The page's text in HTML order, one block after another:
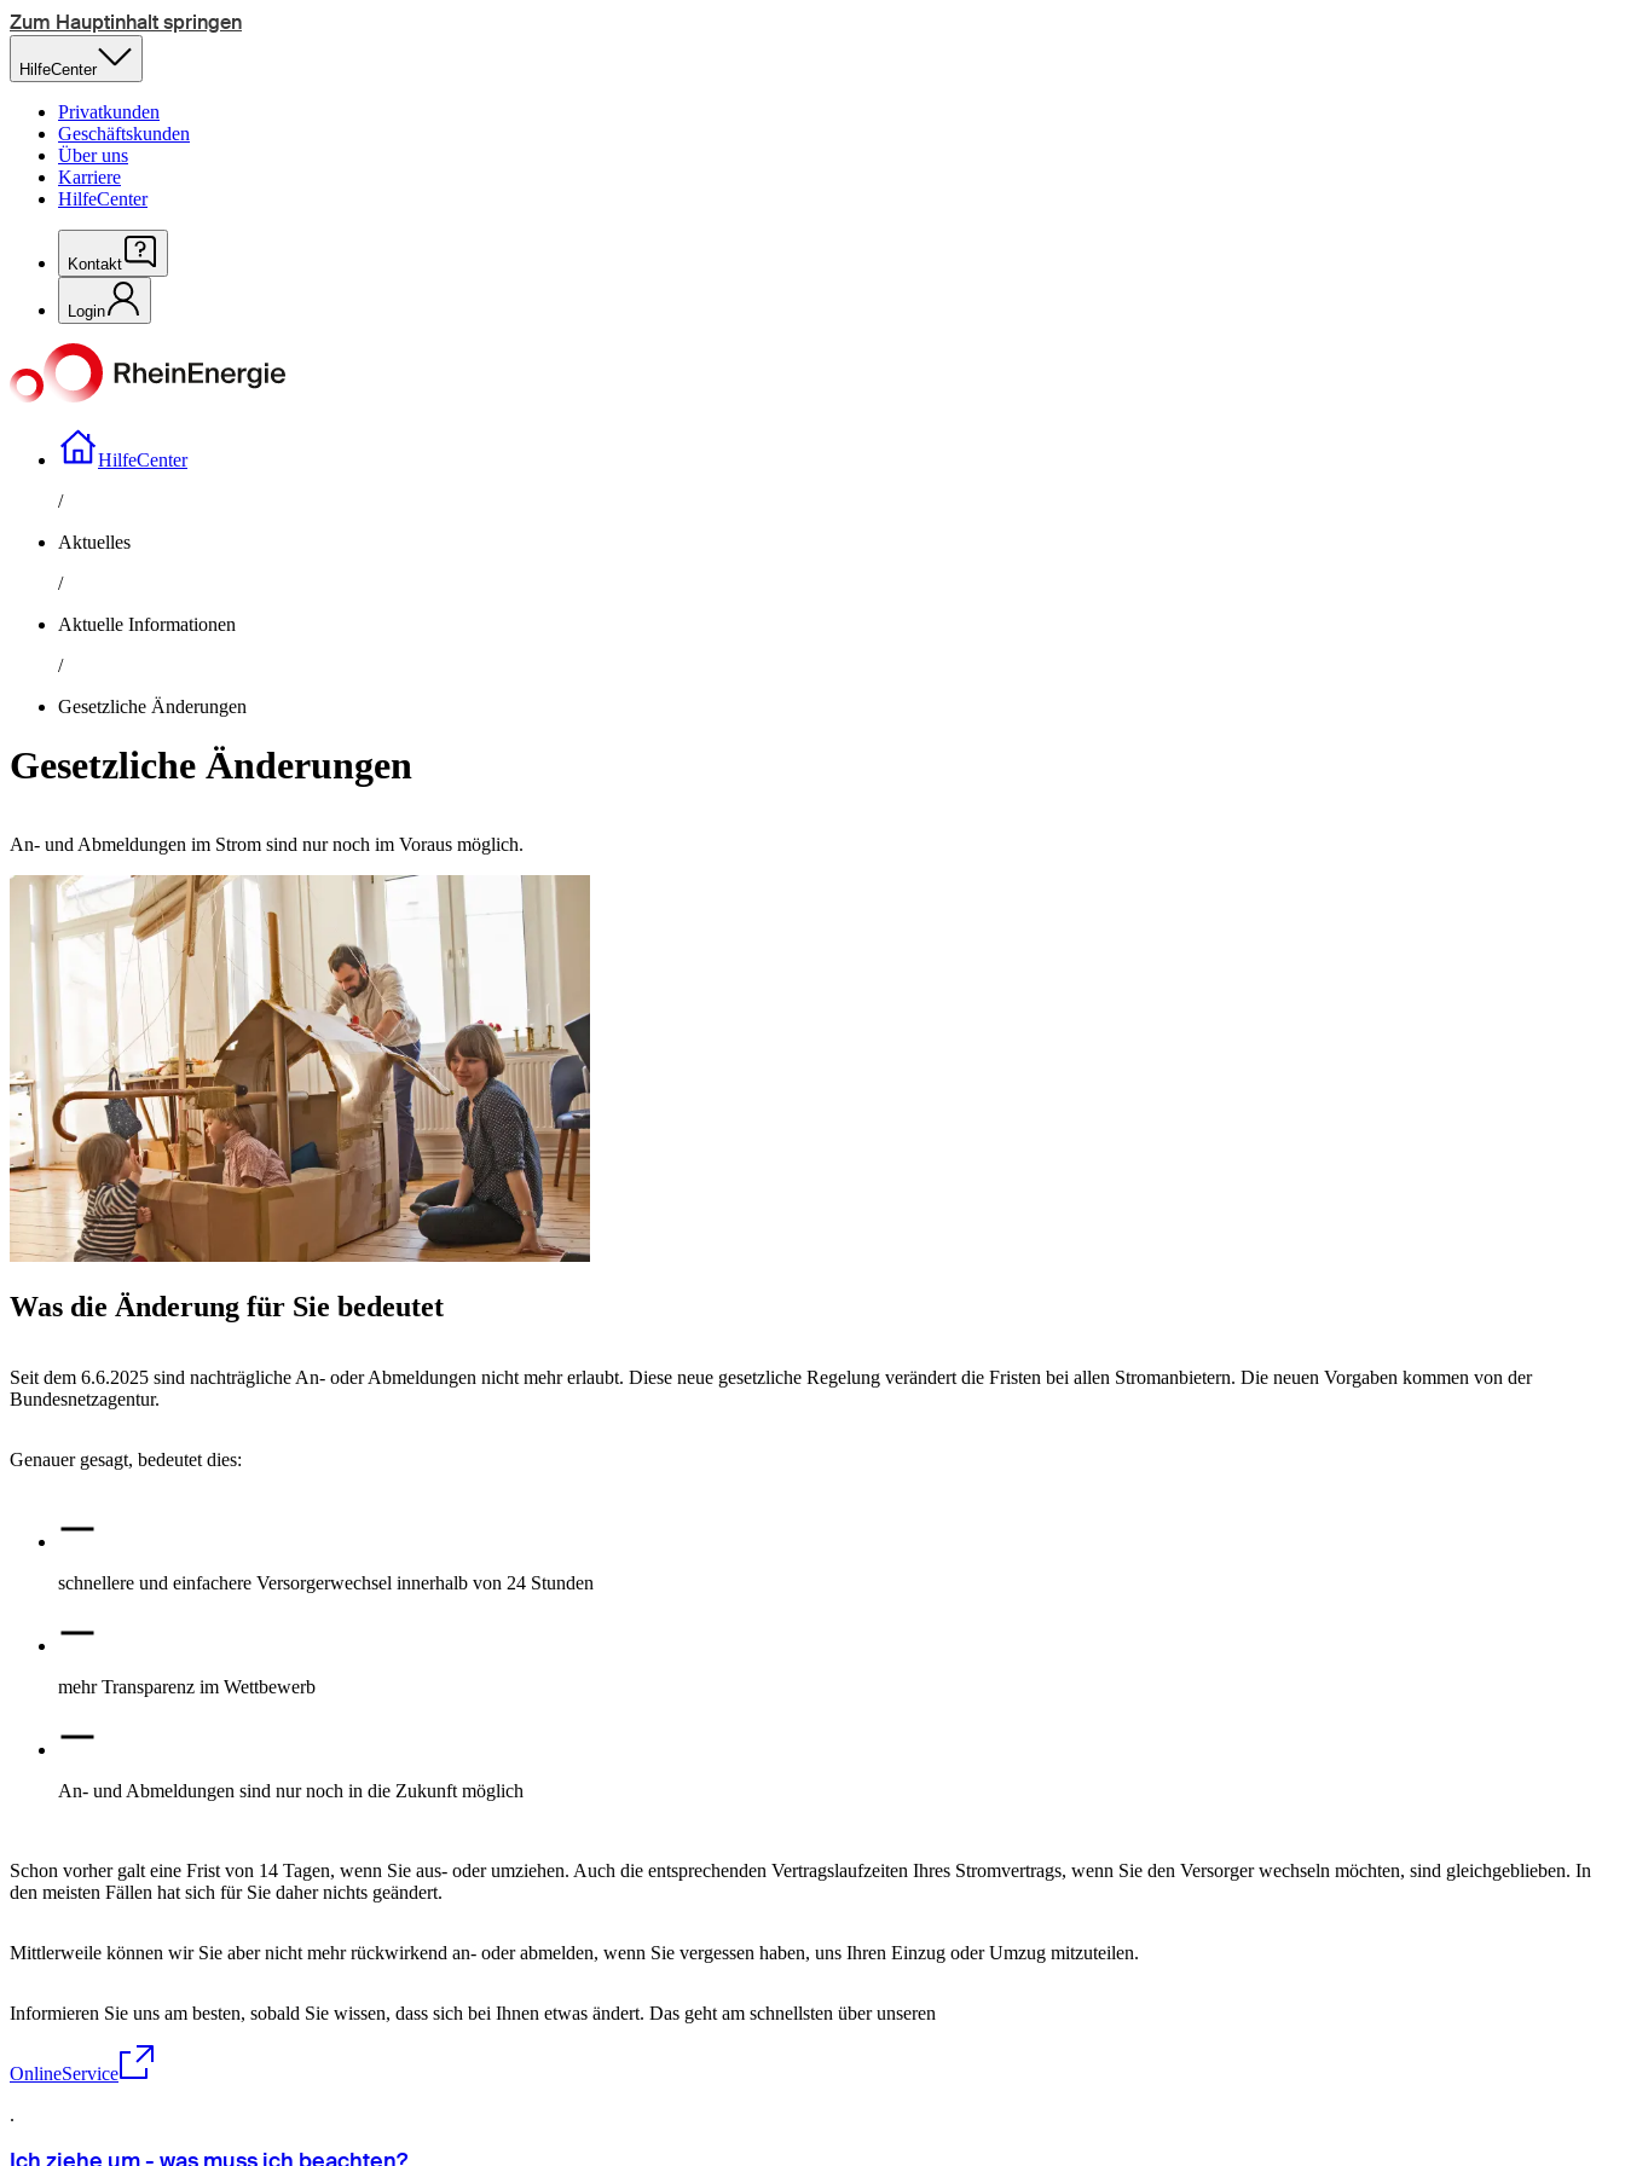
Zum Hauptinhalt springen
HilfeCenter
Privatkunden
Geschäftskunden
Über uns
Karriere
HilfeCenter
Kontakt
Login
HilfeCenter
/
Aktuelles
/
Aktuelle Informationen
/
Gesetzliche Änderungen
Gesetzliche Änderungen
An- und Abmeldungen im Strom sind nur noch im Voraus möglich.
Was die Änderung für Sie bedeutet
Seit dem 6.6.2025 sind nachträgliche An- oder Abmeldungen nicht mehr erlaubt. Diese neue gesetzliche Regelung verändert die Fristen bei allen Stromanbietern. Die neuen Vorgaben kommen von der
Bundesnetzagentur.
Genauer gesagt, bedeutet dies:
schnellere und einfachere Versorgerwechsel innerhalb von 24 Stunden
mehr Transparenz im Wettbewerb
An- und Abmeldungen sind nur noch in die Zukunft möglich
Schon vorher galt eine Frist von 14 Tagen, wenn Sie aus- oder umziehen. Auch die entsprechenden Vertragslaufzeiten Ihres Stromvertrags, wenn Sie den Versorger wechseln möchten, sind gleichgeblieben. In
den meisten Fällen hat sich für Sie daher nichts geändert.
Mittlerweile können wir Sie aber nicht mehr rückwirkend an- oder abmelden, wenn Sie vergessen haben, uns Ihren Einzug oder Umzug mitzuteilen.
Informieren Sie uns am besten, sobald Sie wissen, dass sich bei Ihnen etwas ändert. Das geht am schnellsten über unseren
OnlineService
.